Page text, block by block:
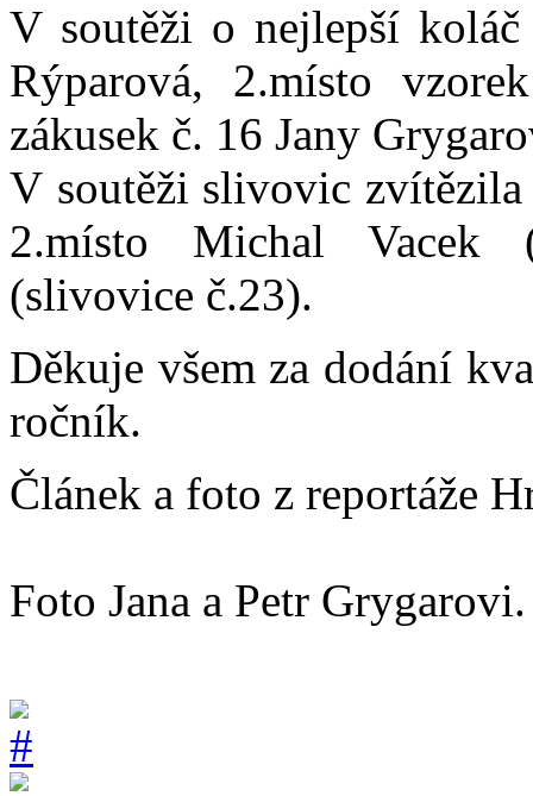
V soutěži o nejlepší
Rýparová, 2.místo
zákusek č. 16 Jany
V soutěži slivovic zvítězila
2.místo Michal Vacek
(slivovice č.23).
Děkuje všem za dodání
ročník.
Článek a foto z reportáže
Foto Jana a Petr Grygarovi.